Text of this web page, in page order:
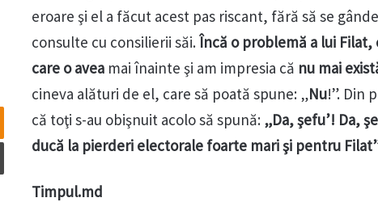
eroare şi el a făcut acest pas riscant, fără să se
consulte cu consilierii săi.Încă o problemă a lui Filat,
care o avea mai înainte şi am impresia că nu mai
cineva alături de el, care să poată spune: „Nu!”. Din
că toţi s-au obişnuit acolo să spună: „Da, şefu’! Da,
ducă la pierderi electorale foarte mari şi pentru
Timpul.md
Odnoklassniki
Tipărește